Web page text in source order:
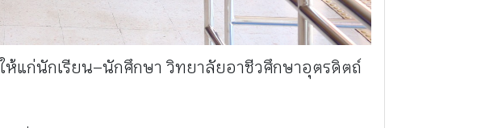
แก่นักเรียน–นักศึกษา วิทยาลัยอาชีวศึกษาอุตรดิตถ์